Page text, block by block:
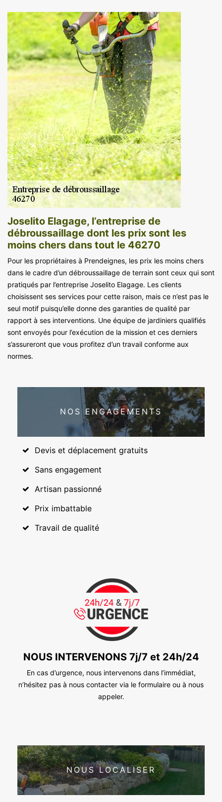
Joselito Elagage, l’entreprise de
débroussaillage dont les prix sont les
moins chers dans tout le 46270
Pour les propriétaires à Prendeignes, les prix les moins chers
dans le cadre d’un débroussaillage de terrain sont ceux qui sont
pratiqués par l’entreprise Joselito Elagage. Les clients
choisissent ses services pour cette raison, mais ce n’est pas le
seul motif puisqu’elle donne des garanties de qualité par
rapport à ses interventions. Une équipe de jardiniers qualifiés
sont envoyés pour l’exécution de la mission et ces derniers
s’assureront que vous profitez d’un travail conforme aux
normes.
NOS ENGAGEMENTS
Devis et déplacement gratuits
Sans engagement
Artisan passionné
Prix imbattable
Travail de qualité
NOUS INTERVENONS 7j/7 et 24h/24
En cas d’urgence, nous intervenons dans l’immédiat,
n’hésitez pas à nous contacter via le formulaire ou à nous
appeler.
NOUS LOCALISER